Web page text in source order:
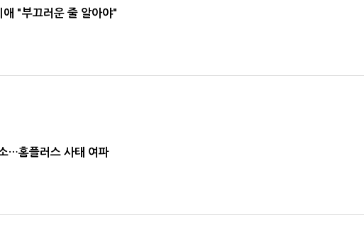
"부끄러운 줄 알아야"
…홈플러스 사태 여파